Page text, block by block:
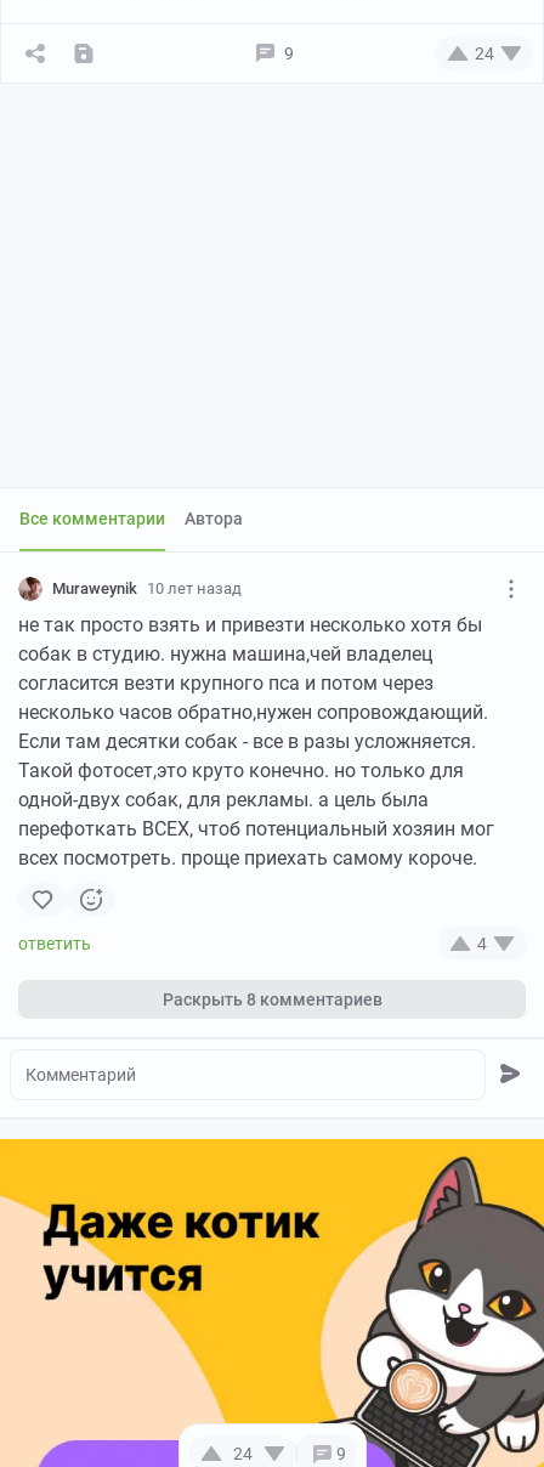
9 24
24 9
Все комментарии Автора
Muraweynik 10 лет назад
не так просто взять и привезти несколько хотя бы
собак в студию. нужна машина,чей владелец
согласится везти крупного пса и потом через
несколько часов обратно,нужен сопровождающий.
Если там десятки собак - все в разы усложняется.
Такой фотосет,это круто конечно. но только для
одной-двух собак, для рекламы. а цель была
перефоткать ВСЕХ, чтоб потенциальный хозяин мог
всех посмотреть. проще приехать самому короче.
4
Раскрыть8 комментариев